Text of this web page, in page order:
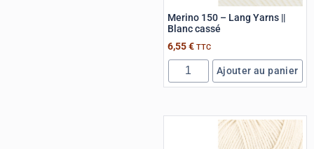
Merino 150 – Lang Yarns ||
Blanc cassé
6,55€ TTC
Ajouter au panier